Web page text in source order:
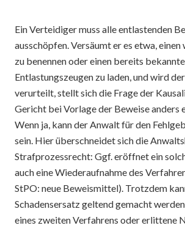
Ein Verteidiger muss alle entlastenden
ausschöpfen. Versäumt er es etwa,
zu benennen oder einen bereits
Entlastungszeugen zu laden, und wird
verurteilt, stellt sich die Frage der
Gericht bei Vorlage der Beweise anders
Wenn ja, kann der Anwalt für den
sein. Hier überschneidet sich die
Strafprozessrecht: Ggf. eröffnet ein
auch eine Wiederaufnahme des
StPO: neue Beweismittel). Trotzdem
Schadensersatz geltend gemacht
eines zweiten Verfahrens oder erlittene